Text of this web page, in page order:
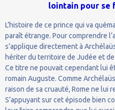
lointain pour se
L’histoire de ce prince qui va
paraît étrange. Pour comprendre
s’applique directement à
hériter du territoire de Judée et
Ce titre ne pouvait cependant lui
romain Auguste. Comme
raison de sa cruauté, Rome ne lui
S’appuyant sur cet épisode bien